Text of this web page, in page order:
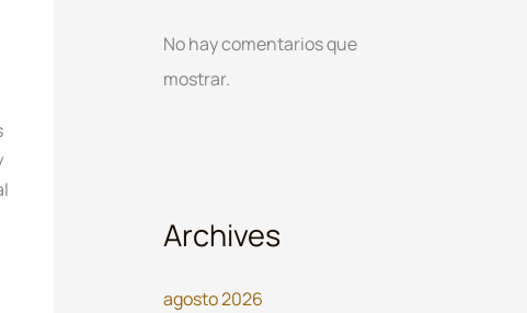
No hay comentarios que
mostrar.
Archives
agosto 2026